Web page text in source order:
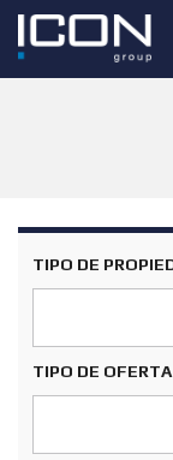
TIPO DE
TIPO DE OFERTA